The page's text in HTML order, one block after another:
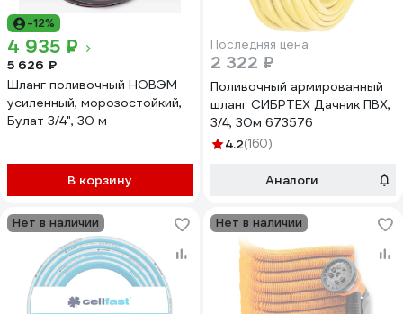
-12%
4 935 ₽
5 626 ₽
Шланг поливочный НОВЭМ
усиленный, морозостойкий,
Булат 3/4", 30 м
В корзину
Последняя цена
2 322 ₽
Поливочный армированный
шланг СИБРТЕХ Дачник ПВХ,
3/4, 30м 673576
4.2(160)
Аналоги
Нет в наличии Нет в наличии